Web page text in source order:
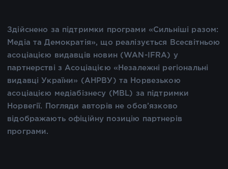
Здійснено за підтримки програми «Сильніші разом:
Медіа та Демократія», що реалізується Всесвітньою
асоціацією видавців новин (WAN-IFRA) у
партнерстві з Асоціацією «Незалежні регіональні
видавці України» (АНРВУ) та Норвезькою
асоціацією медіабізнесу (MBL) за підтримки
Норвегії. Погляди авторів не обов’язково
відображають офіційну позицію партнерів
програми.